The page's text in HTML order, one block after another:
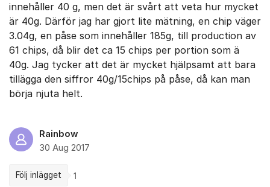
innehåller 40 g, men det är svårt att veta hur mycket
är 40g. Därför jag har gjort lite mätning, en chip väger
3.04g, en påse som innehåller 185g, till production av
61 chips, då blir det ca 15 chips per portion som ä
40g. Jag tycker att det är mycket hjälpsamt att bara
tillägga den siffror 40g/15chips på påse, då kan man
börja njuta helt.
Rainbow
30 Aug 2017
Följ inlägget 1